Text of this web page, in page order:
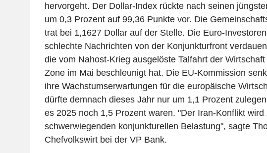
hervorgeht. Der Dollar-Index rückte nach seinen
um 0,3 Prozent auf 99,36 Punkte vor. Die
trat bei 1,1627 Dollar auf der Stelle. Die Euro-
schlechte Nachrichten von der Konjunkturfront
die vom Nahost-Krieg ausgelöste Talfahrt der
Zone im Mai beschleunigt hat. Die EU-Kommission
ihre Wachstumserwartungen für die europäische
dürfte demnach dieses Jahr nur um 1,1 Prozent
es 2025 noch 1,5 Prozent waren. "Der Iran-Konflikt wird
schwerwiegenden konjunkturellen Belastung", sagte
Chefvolkswirt bei der VP Bank.